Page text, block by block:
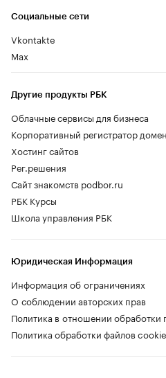
Социальные сети
Vkontakte
Max
Другие продукты РБК
Облачные сервисы для бизнеса
Корпоративный регистратор
Хостинг сайтов
Рег.решения
Сайт знакомств podbor.ru
РБК Курсы
Школа управления РБК
Юридическая Информация
Информация об ограничениях
О соблюдении авторских прав
Политика в отношении обработки
Политика обработки файлов cookie